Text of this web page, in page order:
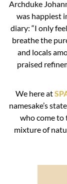
Archduke
was happiest
diary: “I only
breathe the
and locals
praised
We here at
namesake’s
who come to
mixture of